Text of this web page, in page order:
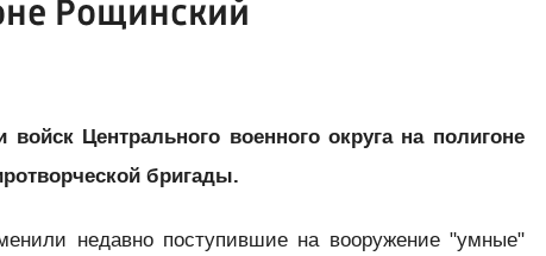
Рощинский
войск Центрального военного округа на полигоне
бригады.
недавно поступившие на вооружение "умные"